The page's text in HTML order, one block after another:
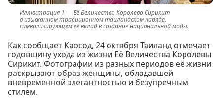
Её Величество Королева Сирикит
в изысканном традиционном таиландском наряде,
символизирующем её вклад в создание национальной моды.
Как сообщает Каосод, 24 октября Таиланд отмечает
годовщину ухода из жизни Её Величества Королевы
Сирикит. Фотографии из разных периодов её жизни
раскрывают образ женщины, обладавшей
вневременной элегантностью и безупречным
стилем.